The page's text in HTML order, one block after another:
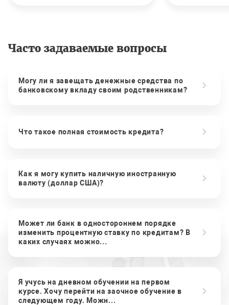
Часто задаваемые вопросы
Могу ли я завещать денежные средства по
банковскому вкладу своим родственникам?
Что такое полная стоимость кредита?
Как я могу купить наличную иностранную
валюту (доллар США)?
Может ли банк в одностороннем порядке
изменить процентную ставку по кредитам? В
каких случаях можно...
Я учусь на дневном обучении на первом
курсе. Хочу перейти на заочное обучение в
следующем году. Можн...